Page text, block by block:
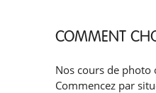
COMMENT
Nos cours de photo
Commencez par